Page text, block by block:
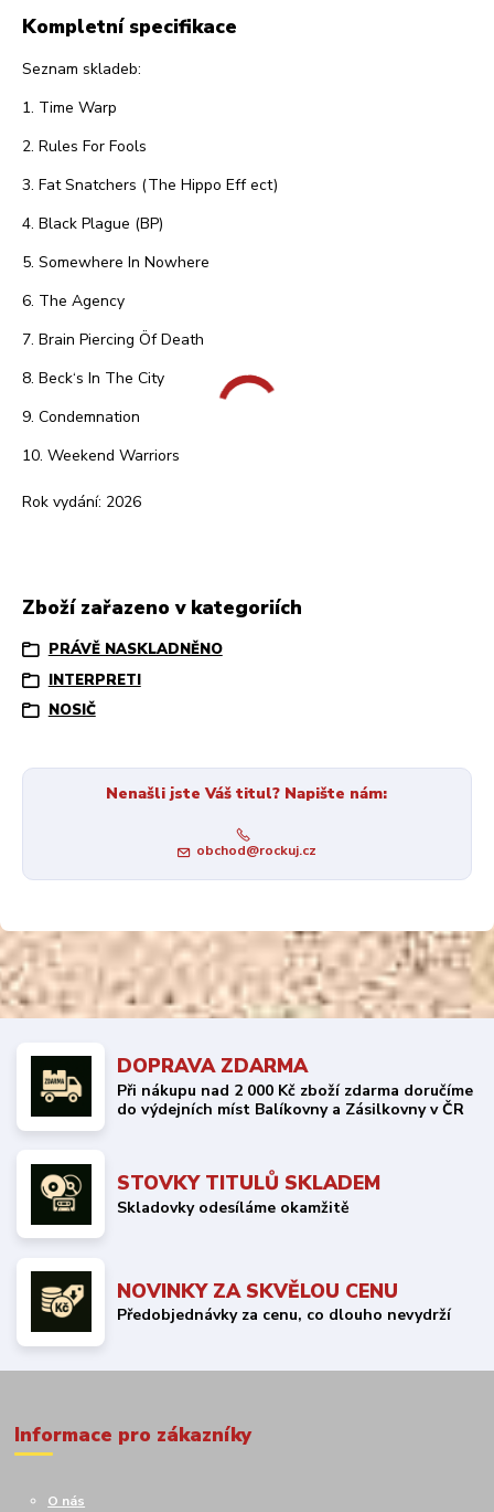
Kompletní specifikace
Seznam skladeb:
1. Time Warp
2. Rules For Fools
3. Fat Snatchers (The Hippo Eff ect)
4. Black Plague (BP)
5. Somewhere In Nowhere
6. The Agency
7. Brain Piercing Öf Death
8. Beck‘s In The City
9. Condemnation
10. Weekend Warriors
Rok vydání: 2026
Zboží zařazeno v kategoriích
PRÁVĚ NASKLADNĚNO
INTERPRETI
NOSIČ
Nenašli jste Váš titul? Napište nám:
obchod@rockuj.cz
DOPRAVA ZDARMA
Při nákupu nad 2 000 Kč zboží zdarma doručíme
do výdejních míst Balíkovny a Zásilkovny v ČR
STOVKY TITULŮ SKLADEM
Skladovky odesíláme okamžitě
NOVINKY ZA SKVĚLOU CENU
Předobjednávky za cenu, co dlouho nevydrží
Informace pro zákazníky
O nás